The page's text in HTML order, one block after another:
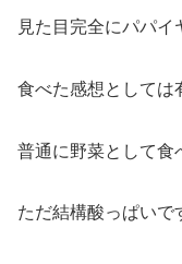
見た目完全にパパイ
食べた感想としては
普通に野菜として食
ただ結構酸っぱいで